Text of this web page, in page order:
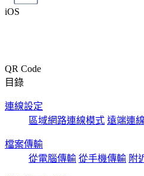
iOS
QR Code
目錄
連線設定
區域網路連線模式 遠端連
檔案傳輸
從電腦傳輸 從手機傳輸 附